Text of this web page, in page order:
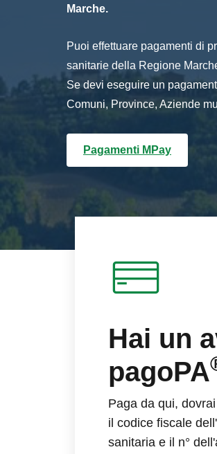
Marche.
Puoi effettuare pagamenti di
sanitarie della Regione
Se devi eseguire un
Comuni, Province, Aziende
Pagamenti MPay
Hai un
pagoPA
Paga da qui,
il codice fiscale
sanitaria e il n°